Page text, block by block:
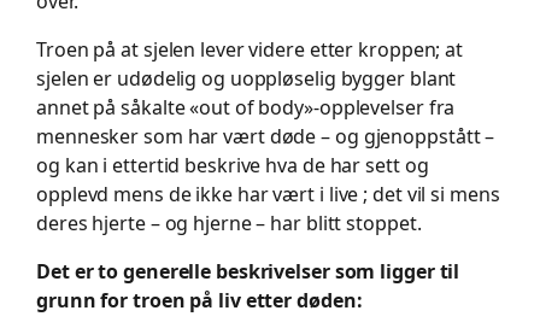
Troen på at sjelen lever videre etter kroppen; at
sjelen er udødelig og uoppløselig bygger blant
annet på såkalte «out of body»-opplevelser fra
mennesker som har vært døde – og gjenoppstått –
og kan i ettertid beskrive hva de har sett og
opplevd mens de ikke har vært i live ; det vil si mens
deres hjerte – og hjerne – har blitt stoppet.
Det er to generelle beskrivelser som ligger til
grunn for troen på liv etter døden: